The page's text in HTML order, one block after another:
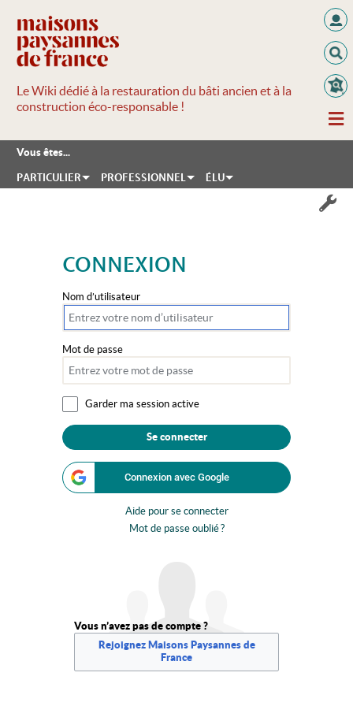
Le Wiki dédié à la restauration du bâti ancien et à la
construction éco-responsable !
Vous êtes...
PARTICULIER PROFESSIONNEL ÉLU
CONNEXION
Nom d’utilisateur
Mot de passe
Garder ma session active
Se connecter
Connexion avec Google
Aide pour se connecter
Mot de passe oublié ?
Vous n’avez pas de compte ?
Rejoignez Maisons Paysannes de
France